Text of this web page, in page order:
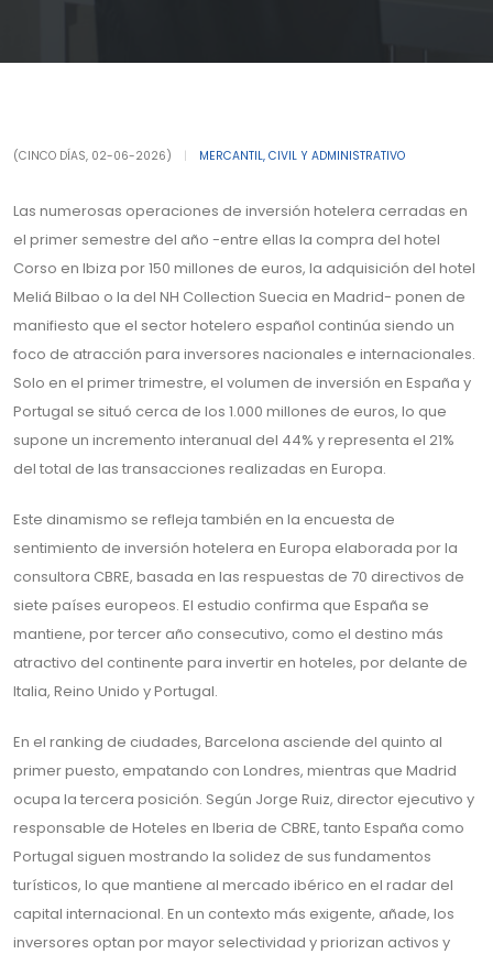
(CINCO DÍAS, 02-06-2026) MERCANTIL, CIVIL Y ADMINISTRATIVO
Las numerosas operaciones de inversión hotelera cerradas en
el primer semestre del año -entre ellas la compra del hotel
Corso en Ibiza por 150 millones de euros, la adquisición del hotel
Meliá Bilbao o la del NH Collection Suecia en Madrid- ponen de
manifiesto que el sector hotelero español continúa siendo un
foco de atracción para inversores nacionales e internacionales.
Solo en el primer trimestre, el volumen de inversión en España y
Portugal se situó cerca de los 1.000 millones de euros, lo que
supone un incremento interanual del 44% y representa el 21%
del total de las transacciones realizadas en Europa.
Este dinamismo se refleja también en la encuesta de
sentimiento de inversión hotelera en Europa elaborada por la
consultora CBRE, basada en las respuestas de 70 directivos de
siete países europeos. El estudio confirma que España se
mantiene, por tercer año consecutivo, como el destino más
atractivo del continente para invertir en hoteles, por delante de
Italia, Reino Unido y Portugal.
En el ranking de ciudades, Barcelona asciende del quinto al
primer puesto, empatando con Londres, mientras que Madrid
ocupa la tercera posición. Según Jorge Ruiz, director ejecutivo y
responsable de Hoteles en Iberia de CBRE, tanto España como
Portugal siguen mostrando la solidez de sus fundamentos
turísticos, lo que mantiene al mercado ibérico en el radar del
capital internacional. En un contexto más exigente, añade, los
inversores optan por mayor selectividad y priorizan activos y